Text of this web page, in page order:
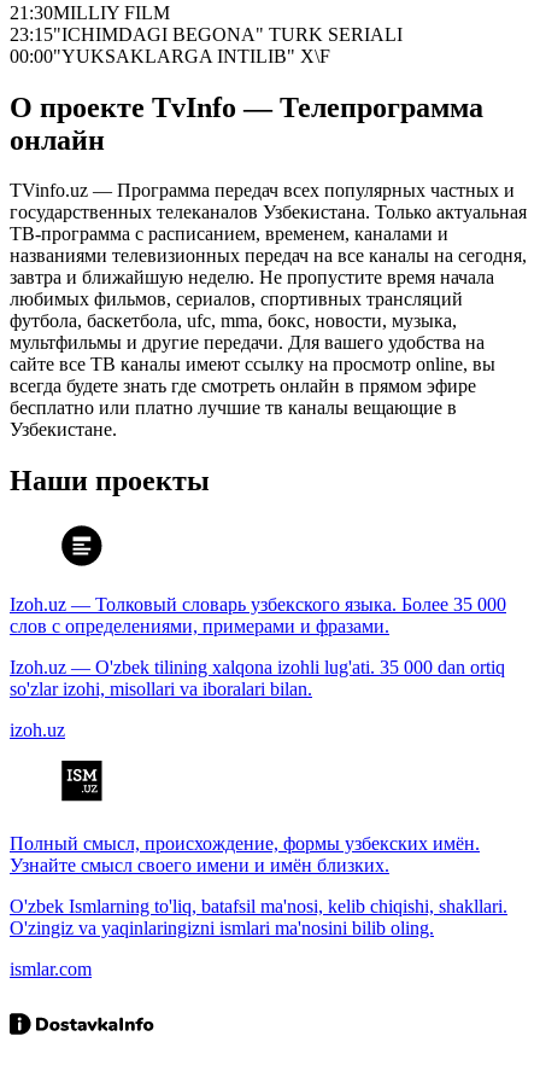
21:30MILLIY FILM
23:15"ICHIMDAGI BEGONA" TURK SERIALI
00:00"YUKSAKLARGA INTILIB" X\F
О проекте TvInfo — Телепрограмма
онлайн
TVinfo.uz — Программа передач всех популярных частных и
государственных телеканалов Узбекистана. Только актуальная
ТВ-программа с расписанием, временем, каналами и
названиями телевизионных передач на все каналы на сегодня,
завтра и ближайшую неделю. Не пропустите время начала
любимых фильмов, сериалов, спортивных трансляций
футбола, баскетбола, ufc, mma, бокс, новости, музыка,
мультфильмы и другие передачи. Для вашего удобства на
сайте все ТВ каналы имеют ссылку на просмотр online, вы
всегда будете знать где смотреть онлайн в прямом эфире
бесплатно или платно лучшие тв каналы вещающие в
Узбекистане.
Наши проекты
Izoh.uz — Толковый словарь узбекского языка. Более 35 000
слов с определениями, примерами и фразами.
Izoh.uz — O'zbek tilining xalqona izohli lug'ati. 35 000 dan ortiq
so'zlar izohi, misollari va iboralari bilan.
izoh.uz
Полный смысл, происхождение, формы узбекских имён.
Узнайте смысл своего имени и имён близких.
O'zbek Ismlarning to'liq, batafsil ma'nosi, kelib chiqishi, shakllari.
O'zingiz va yaqinlaringizni ismlari ma'nosini bilib oling.
ismlar.com